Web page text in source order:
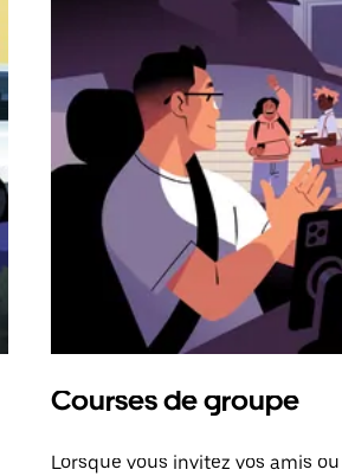
Courses de groupe
Lorsque vous invitez vos amis